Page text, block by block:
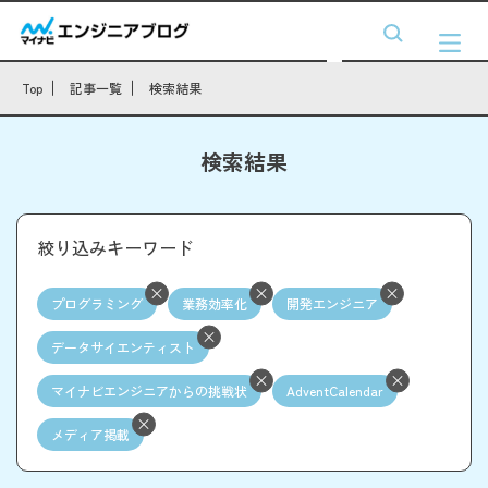
Top 記事一覧 検索結果
検索結果
絞り込みキーワード
プログラミング 業務効率化 開発エンジニア
データサイエンティスト
マイナビエンジニアからの挑戦状 AdventCalendar
メディア掲載